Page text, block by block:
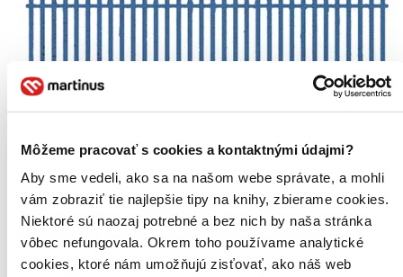
Môžeme pracovať s cookies a kontaktnými údajmi?
Aby sme vedeli, ako sa na našom webe správate, a mohli
vám zobraziť tie najlepšie tipy na knihy, zbierame cookies.
Niektoré sú naozaj potrebné a bez nich by naša stránka
vôbec nefungovala. Okrem toho používame analytické
cookies, ktoré nám umožňujú zisťovať, ako náš web